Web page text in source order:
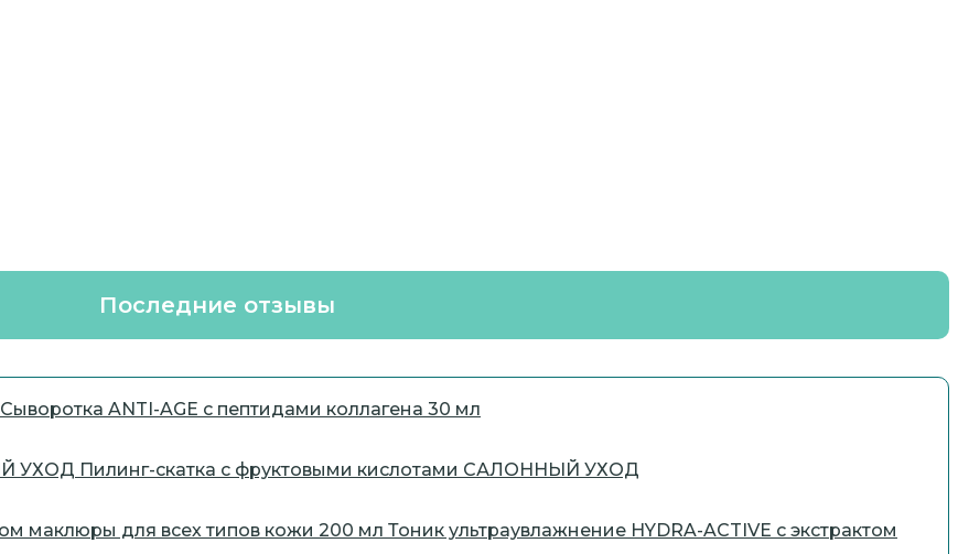
Последние отзывы
Сыворотка ANTI-AGE с пептидами коллагена 30 мл
Пилинг-скатка с фруктовыми кислотами САЛОННЫЙ УХОД
Тоник ультраувлажнение HYDRA-ACTIVE с экстрактом